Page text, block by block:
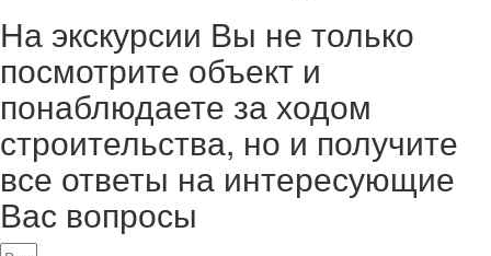
На экскурсии Вы не только
посмотрите объект и
понаблюдаете за ходом
строительства, но и получите
все ответы на интересующие
Вас вопросы